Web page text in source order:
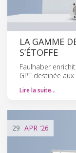
LA GAMME
S’ÉTOFFE
Faulhaber
GPT destinée
Lire la suite…
29 APR '26